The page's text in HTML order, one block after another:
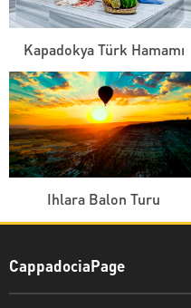
Kapadokya Türk Hamamı
Ihlara Balon Turu
CappadociaPage